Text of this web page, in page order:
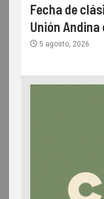
Fecha de
Unión Andina
5 agosto, 2026